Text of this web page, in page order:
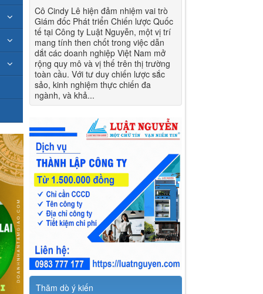
Cô Cindy Lê hiện đảm nhiệm vai trò
Giám đốc Phát triển Chiến lược Quốc
tế tại Công ty Luật Nguyễn, một vị trí
mang tính then chốt trong việc dẫn
dắt các doanh nghiệp Việt Nam mở
rộng quy mô và vị thế trên thị trường
toàn cầu. Với tư duy chiến lược sắc
sảo, kinh nghiệm thực chiến đa
ngành, và khả...
Thăm dò ý kiến